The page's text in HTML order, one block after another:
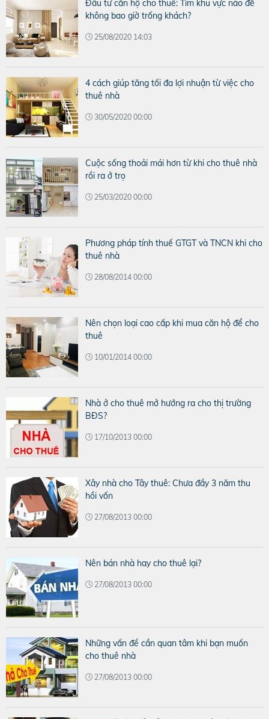
Đầu tư căn hộ cho thuê: Tìm khu vực nào để
không bao giờ trống khách?
25/08/2020 14:03
4 cách giúp tăng tối đa lợi nhuận từ việc cho
thuê nhà
30/05/2020 00:00
Cuộc sống thoải mái hơn từ khi cho thuê nhà
rồi ra ở trọ
25/03/2020 00:00
Phương pháp tính thuế GTGT và TNCN khi cho
thuê nhà
28/08/2014 00:00
Nên chọn loại cao cấp khi mua căn hộ để cho
thuê
10/01/2014 00:00
Nhà ở cho thuê mở hướng ra cho thị trường
BĐS?
17/10/2013 00:00
Xây nhà cho Tây thuê: Chưa đầy 3 năm thu
hồi vốn
27/08/2013 00:00
Nên bán nhà hay cho thuê lại?
27/08/2013 00:00
Những vấn đề cần quan tâm khi bạn muốn
cho thuê nhà
27/08/2013 00:00